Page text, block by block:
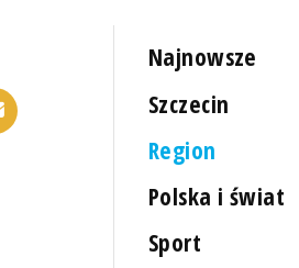
Najnowsze
Szczecin
Region
Polska i świat
Sport